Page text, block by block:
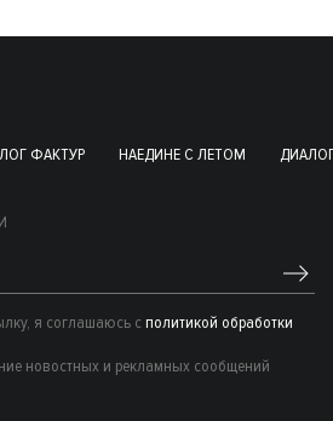
ФАКТУР НАЕДИНЕ С ЛЕТОМ
я соглашаюсь с политикой обработки
новостных и рекламных сообщений